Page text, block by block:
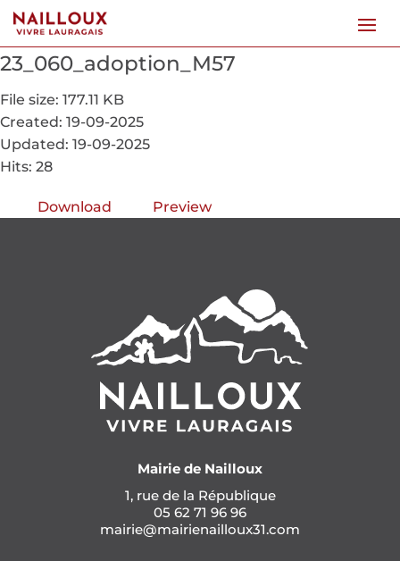
23_060_adoption_M57
File size: 177.11 KB
Created: 19-09-2025
Updated: 19-09-2025
Hits: 28
Download Preview
Mairie de Nailloux
1, rue de la République
05 62 71 96 96
mairie@mairienailloux31.com